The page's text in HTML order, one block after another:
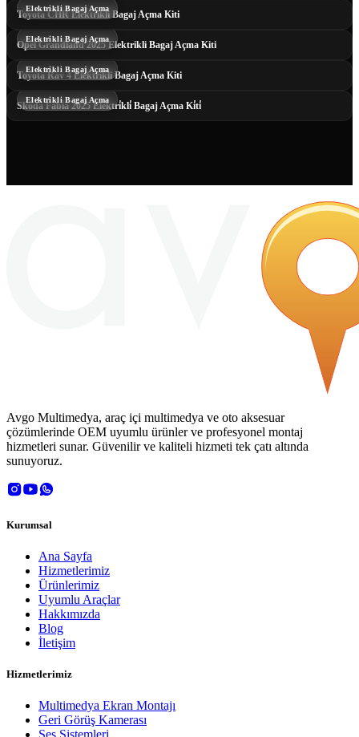
Toyota CHR Elektrikli Bagaj Açma Kiti
Elektrikli Bagaj Açma
Opel Grandland 2025 Elektrikli Bagaj Açma Kiti
Elektrikli Bagaj Açma
Toyota Rav 4 Elektrikli Bagaj Açma Kiti
Elektrikli Bagaj Açma
Skoda Fabi̇a 2025 Elektri̇kli̇ Bagaj Açma Ki̇ti̇
Elektrikli Bagaj Açma
Avgo Multimedya, araç içi multimedya ve oto aksesuar
çözümlerinde OEM uyumlu ürünler ve profesyonel montaj
hizmetleri sunar. Güvenilir ve kaliteli hizmeti tek çatı altında
sunuyoruz.
Kurumsal
Ana Sayfa
Hizmetlerimiz
Ürünlerimiz
Uyumlu Araçlar
Hakkımızda
Blog
İletişim
Hizmetlerimiz
Multimedya Ekran Montajı
Geri Görüş Kamerası